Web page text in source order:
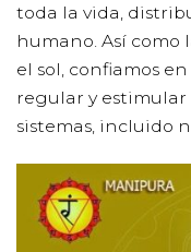
toda la vida,
humano. Así como
el sol, confiamos
regular y estimular
sistemas, incluido